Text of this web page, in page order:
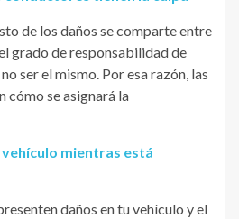
de los daños se comparte entre
grado de responsabilidad de
ser el mismo. Por esa razón, las
cómo se asignará la
mientras está
daños en tu vehículo y el